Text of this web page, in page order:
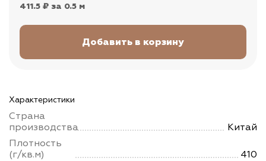
411.5 ₽ за 0.5 м
Характеристики
Страна
производства
Китай
Плотность
(г/кв.м)
410